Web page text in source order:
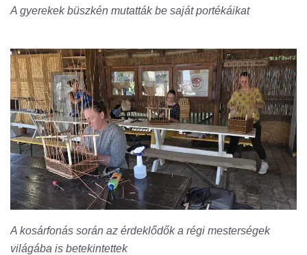
A gyerekek büszkén mutatták be saját portékáikat
A kosárfonás során az érdeklődők a régi mesterségek
világába is betekintettek